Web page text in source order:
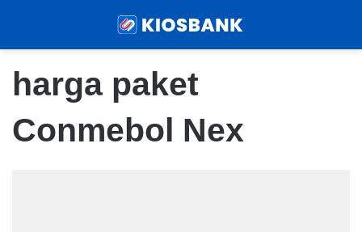
harga paket
Conmebol Nex